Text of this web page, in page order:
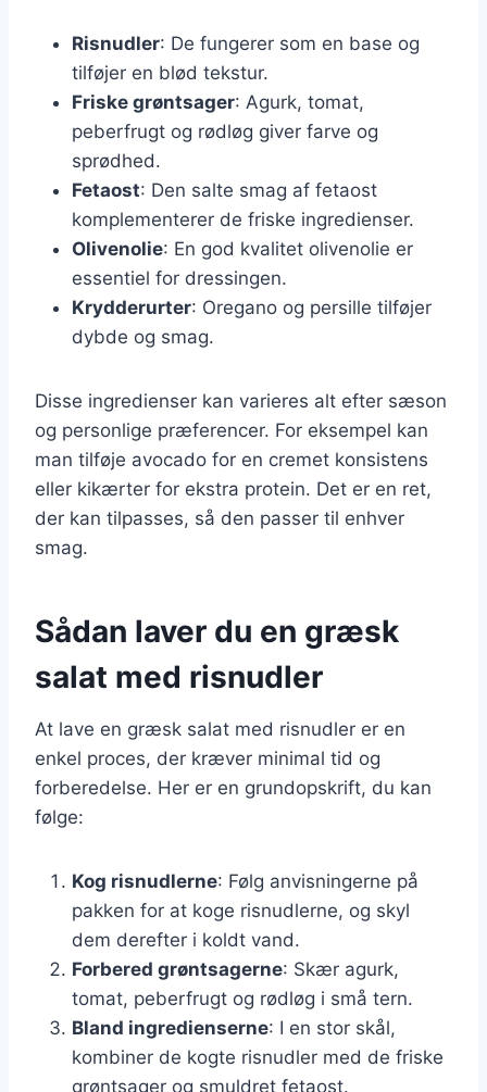
Risnudler: De fungerer som en base og
tilføjer en blød tekstur.
Friske grøntsager: Agurk, tomat,
peberfrugt og rødløg giver farve og
sprødhed.
Fetaost: Den salte smag af fetaost
komplementerer de friske ingredienser.
Olivenolie: En god kvalitet olivenolie er
essentiel for dressingen.
Krydderurter: Oregano og persille tilføjer
dybde og smag.
Disse ingredienser kan varieres alt efter sæson
og personlige præferencer. For eksempel kan
man tilføje avocado for en cremet konsistens
eller kikærter for ekstra protein. Det er en ret,
der kan tilpasses, så den passer til enhver
smag.
Sådan laver du en græsk
salat med risnudler
At lave en græsk salat med risnudler er en
enkel proces, der kræver minimal tid og
forberedelse. Her er en grundopskrift, du kan
følge:
Kog risnudlerne: Følg anvisningerne på
pakken for at koge risnudlerne, og skyl
dem derefter i koldt vand.
Forbered grøntsagerne: Skær agurk,
tomat, peberfrugt og rødløg i små tern.
Bland ingredienserne: I en stor skål,
kombiner de kogte risnudler med de friske
grøntsager og smuldret fetaost.